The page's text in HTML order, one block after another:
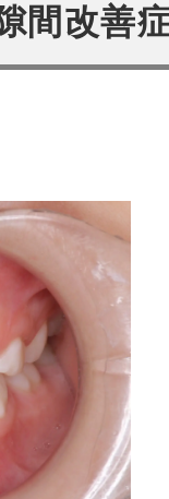
間改善